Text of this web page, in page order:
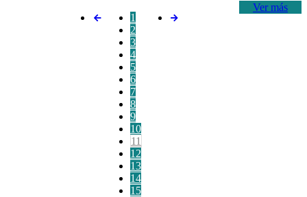
Ver más
1
2
3
4
5
6
7
8
9
10
11
12
13
14
15